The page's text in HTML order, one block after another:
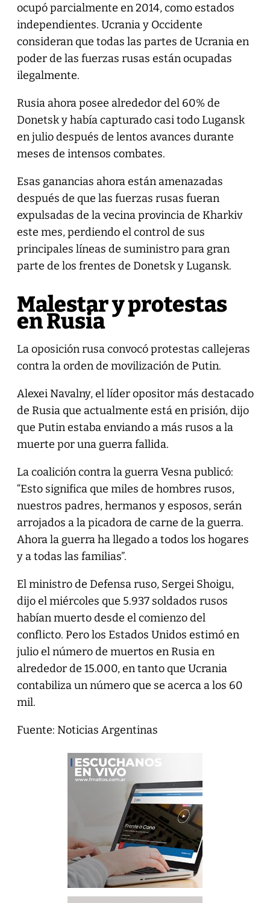
ocupó parcialmente en 2014, como estados
independientes. Ucrania y Occidente
consideran que todas las partes de Ucrania en
poder de las fuerzas rusas están ocupadas
ilegalmente.
Rusia ahora posee alrededor del 60% de
Donetsk y había capturado casi todo Lugansk
en julio después de lentos avances durante
meses de intensos combates.
Esas ganancias ahora están amenazadas
después de que las fuerzas rusas fueran
expulsadas de la vecina provincia de Kharkiv
este mes, perdiendo el control de sus
principales líneas de suministro para gran
parte de los frentes de Donetsk y Lugansk.
Malestar y protestas
en Rusia
La oposición rusa convocó protestas callejeras
contra la orden de movilización de Putin.
Alexei Navalny, el líder opositor más destacado
de Rusia que actualmente está en prisión, dijo
que Putin estaba enviando a más rusos a la
muerte por una guerra fallida.
La coalición contra la guerra Vesna publicó:
“Esto significa que miles de hombres rusos,
nuestros padres, hermanos y esposos, serán
arrojados a la picadora de carne de la guerra.
Ahora la guerra ha llegado a todos los hogares
y a todas las familias”.
El ministro de Defensa ruso, Sergei Shoigu,
dijo el miércoles que 5.937 soldados rusos
habían muerto desde el comienzo del
conflicto. Pero los Estados Unidos estimó en
julio el número de muertos en Rusia en
alrededor de 15.000, en tanto que Ucrania
contabiliza un número que se acerca a los 60
mil.
Fuente: Noticias Argentinas